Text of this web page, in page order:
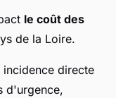
le coût des
de la Loire.
incidence directe
d'urgence,